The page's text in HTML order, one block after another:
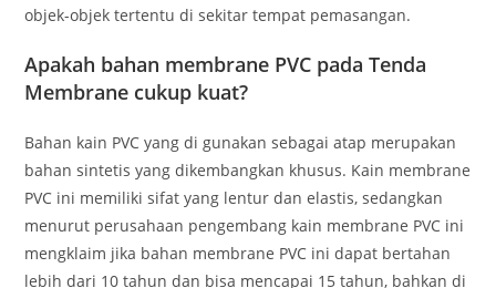
objek-objek tertentu di sekitar tempat pemasangan.
Apakah bahan membrane PVC pada Tenda
Membrane cukup kuat?
Bahan kain PVC yang di gunakan sebagai atap merupakan
bahan sintetis yang dikembangkan khusus. Kain membrane
PVC ini memiliki sifat yang lentur dan elastis, sedangkan
menurut perusahaan pengembang kain membrane PVC ini
mengklaim jika bahan membrane PVC ini dapat bertahan
lebih dari 10 tahun dan bisa mencapai 15 tahun, bahkan di